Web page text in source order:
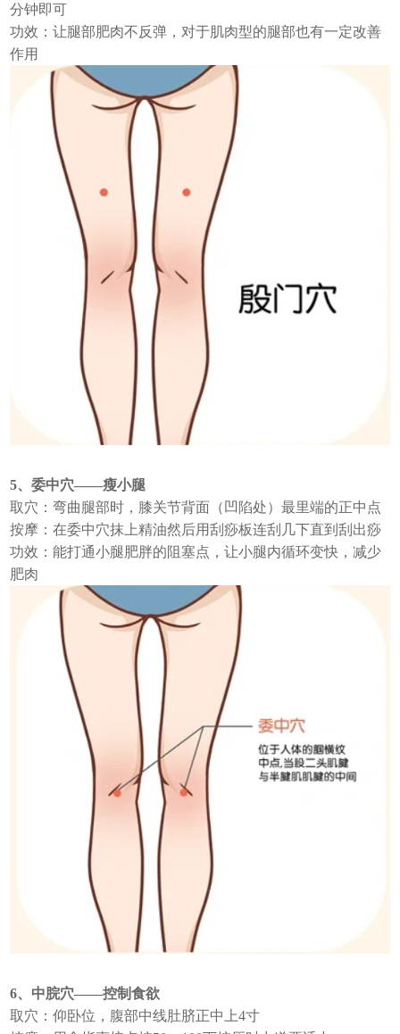
分钟即可
功效：让腿部肥肉不反弹，对于肌肉型的腿部也有一定改善
作用
5、委中穴——瘦小腿
取穴：弯曲腿部时，膝关节背面（凹陷处）最里端的正中点
按摩：在委中穴抹上精油然后用刮痧板连刮几下直到刮出痧
功效：能打通小腿肥胖的阻塞点，让小腿内循环变快，减少
肥肉
6、中脘穴——控制食欲
取穴：仰卧位，腹部中线肚脐正中上4寸